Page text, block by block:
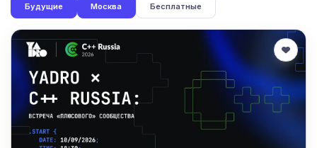
Будущие Москва Бесплатные